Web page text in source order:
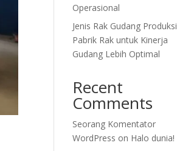
Operasional
Jenis Rak Gudang Produksi
Pabrik Rak untuk Kinerja
Gudang Lebih Optimal
Recent
Comments
Seorang Komentator
WordPress on Halo dunia!